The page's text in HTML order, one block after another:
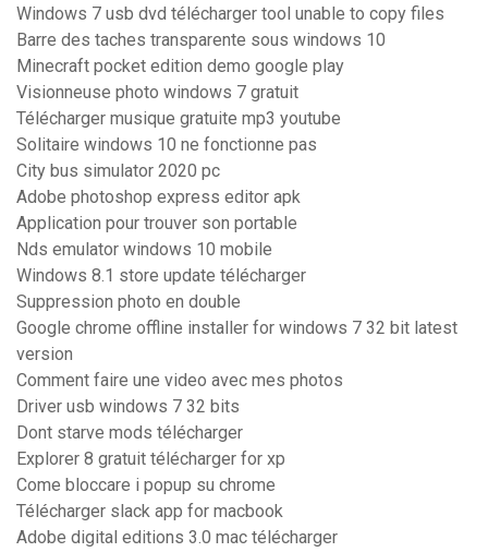
Windows 7 usb dvd télécharger tool unable to copy files
Barre des taches transparente sous windows 10
Minecraft pocket edition demo google play
Visionneuse photo windows 7 gratuit
Télécharger musique gratuite mp3 youtube
Solitaire windows 10 ne fonctionne pas
City bus simulator 2020 pc
Adobe photoshop express editor apk
Application pour trouver son portable
Nds emulator windows 10 mobile
Windows 8.1 store update télécharger
Suppression photo en double
Google chrome offline installer for windows 7 32 bit latest
version
Comment faire une video avec mes photos
Driver usb windows 7 32 bits
Dont starve mods télécharger
Explorer 8 gratuit télécharger for xp
Come bloccare i popup su chrome
Télécharger slack app for macbook
Adobe digital editions 3.0 mac télécharger